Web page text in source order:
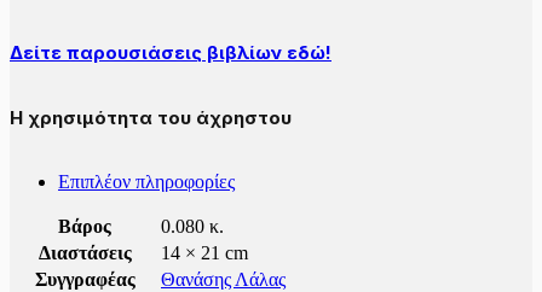
Δείτε παρουσιάσεις βιβλίων εδώ!
Η χρησιμότητα του άχρηστου
Επιπλέον πληροφορίες
Βάρος
0.080 κ.
Διαστάσεις
14 × 21 cm
Συγγραφέας
Θανάσης Λάλας